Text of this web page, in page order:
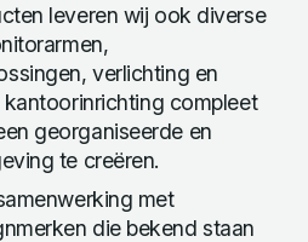
leveren wij ook diverse
verlichting en
compleet
georganiseerde en
te creëren.
met
die bekend staan